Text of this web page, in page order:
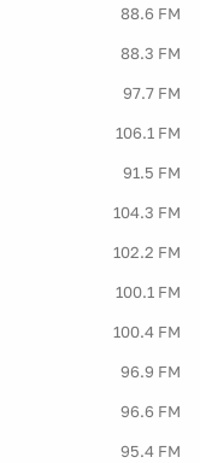
88.6 FM
88.3 FM
97.7 FM
106.1 FM
91.5 FM
104.3 FM
102.2 FM
100.1 FM
100.4 FM
96.9 FM
96.6 FM
95.4 FM